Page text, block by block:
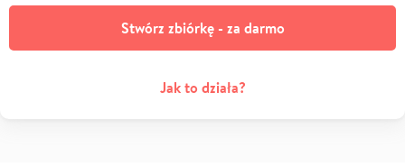
Stwórz zbiórkę - za darmo
Jak to działa?